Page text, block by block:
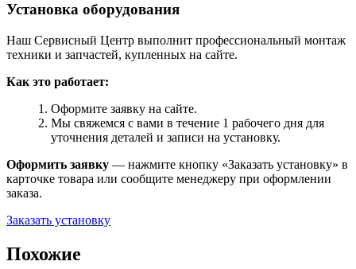
Установка оборудования
Наш Сервисный Центр выполнит профессиональный монтаж
техники и запчастей, купленных на сайте.
Как это работает:
Оформите заявку на сайте.
Мы свяжемся с вами в течение 1 рабочего дня для
уточнения деталей и записи на установку.
Оформить заявку — нажмите кнопку «Заказать установку» в
карточке товара или сообщите менеджеру при оформлении
заказа.
Заказать установку
Похожие